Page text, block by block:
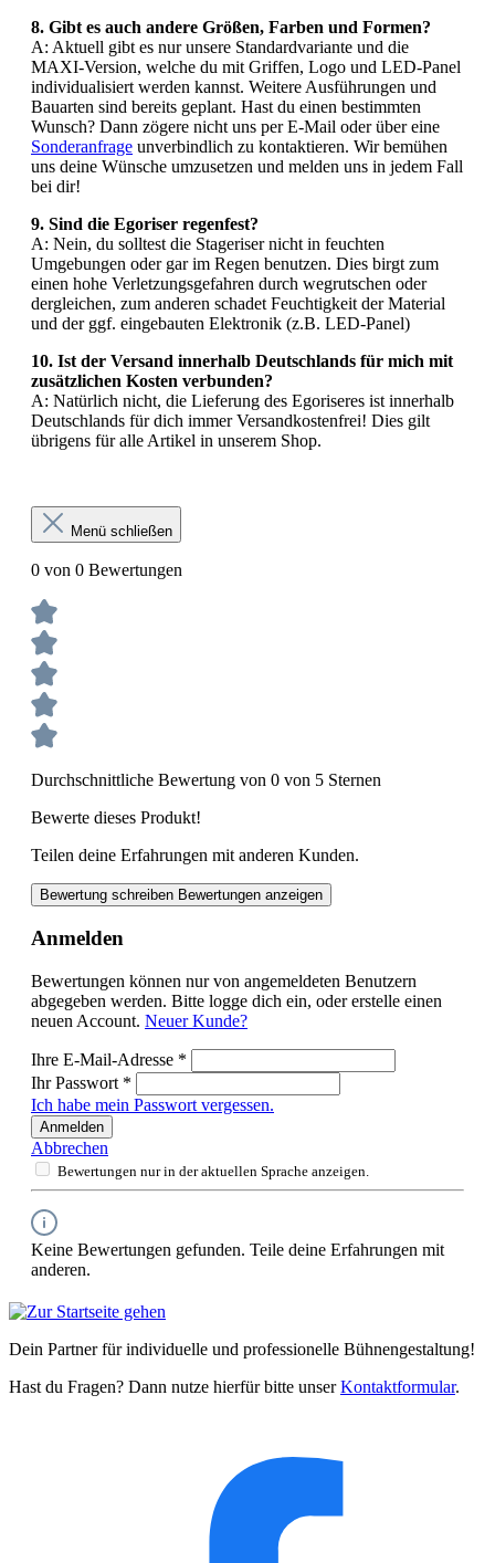
8. Gibt es auch andere Größen, Farben und Formen?
A: Aktuell gibt es nur unsere Standardvariante und die
MAXI-Version, welche du mit Griffen, Logo und LED-Panel
individualisiert werden kannst. Weitere Ausführungen und
Bauarten sind bereits geplant. Hast du einen bestimmten
Wunsch? Dann zögere nicht uns per E-Mail oder über eine
Sonderanfrage unverbindlich zu kontaktieren. Wir bemühen
uns deine Wünsche umzusetzen und melden uns in jedem Fall
bei dir!
9. Sind die Egoriser regenfest?
A: Nein, du solltest die Stageriser nicht in feuchten
Umgebungen oder gar im Regen benutzen. Dies birgt zum
einen hohe Verletzungsgefahren durch wegrutschen oder
dergleichen, zum anderen schadet Feuchtigkeit der Material
und der ggf. eingebauten Elektronik (z.B. LED-Panel)
10. Ist der Versand innerhalb Deutschlands für mich mit
zusätzlichen Kosten verbunden?
A: Natürlich nicht, die Lieferung des Egoriseres ist innerhalb
Deutschlands für dich immer Versandkostenfrei! Dies gilt
übrigens für alle Artikel in unserem Shop.
Menü schließen
0 von 0 Bewertungen
Durchschnittliche Bewertung von 0 von 5 Sternen
Bewerte dieses Produkt!
Teilen deine Erfahrungen mit anderen Kunden.
Bewertung schreiben Bewertungen anzeigen
Anmelden
Bewertungen können nur von angemeldeten Benutzern
abgegeben werden. Bitte logge dich ein, oder erstelle einen
neuen Account. Neuer Kunde?
Ihre E-Mail-Adresse *
Ihr Passwort *
Ich habe mein Passwort vergessen.
Anmelden
Abbrechen
Bewertungen nur in der aktuellen Sprache anzeigen.
Keine Bewertungen gefunden. Teile deine Erfahrungen mit
anderen.
Dein Partner für individuelle und professionelle Bühnengestaltung!
Hast du Fragen? Dann nutze hierfür bitte unserKontaktformular.